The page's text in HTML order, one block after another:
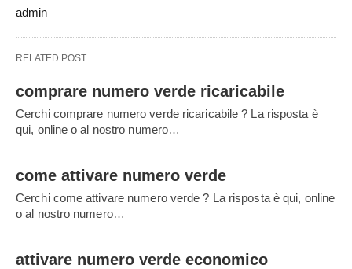
admin
RELATED POST
comprare numero verde ricaricabile
Cerchi comprare numero verde ricaricabile ? La risposta è
qui, online o al nostro numero…
come attivare numero verde
Cerchi come attivare numero verde ? La risposta è qui, online
o al nostro numero…
attivare numero verde economico